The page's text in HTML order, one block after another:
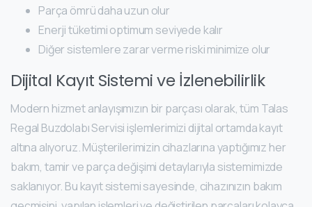
Parça ömrü daha uzun olur
Enerji tüketimi optimum seviyede kalır
Diğer sistemlere zarar verme riski minimize olur
Dijital Kayıt Sistemi ve İzlenebilirlik
Modern hizmet anlayışımızın bir parçası olarak, tüm Talas
Regal Buzdolabı Servisi işlemlerimizi dijital ortamda kayıt
altına alıyoruz. Müşterilerimizin cihazlarına yaptığımız her
bakım, tamir ve parça değişimi detaylarıyla sistemimizde
saklanıyor. Bu kayıt sistemi sayesinde, cihazınızın bakım